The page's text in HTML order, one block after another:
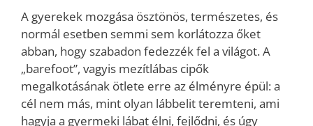
A gyerekek mozgása ösztönös, természetes, és
normál esetben semmi sem korlátozza őket
abban, hogy szabadon fedezzék fel a világot. A
„barefoot”, vagyis mezítlábas cipők
megalkotásának ötlete erre az élményre épül: a
cél nem más, mint olyan lábbelit teremteni, ami
hagyja a gyermeki lábat élni, fejlődni, és úgy